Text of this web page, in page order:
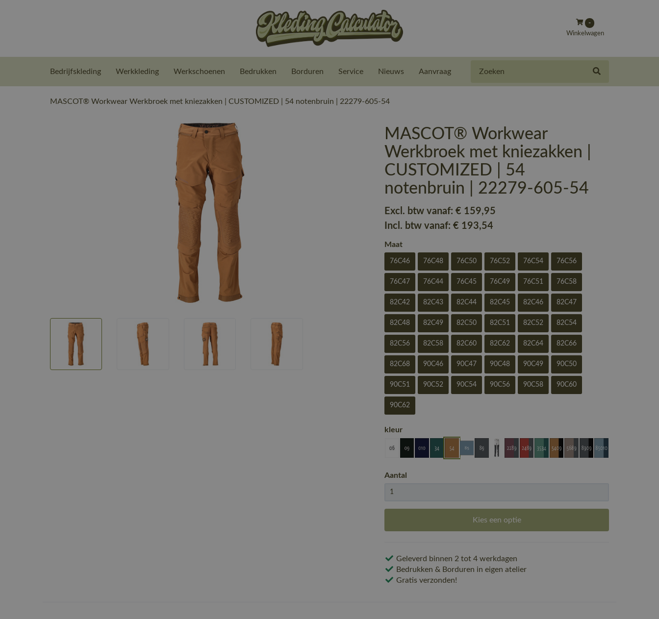
-
Winkelwagen
Bedrijfskleding Werkkleding Werkschoenen Bedrukken Borduren Service Nieuws Aanvraag
MASCOT® Workwear Werkbroek met kniezakken | CUSTOMIZED | 54 notenbruin | 22279-605-54
MASCOT® Workwear
Werkbroek met kniezakken |
CUSTOMIZED | 54
notenbruin | 22279-605-54
Excl. btw vanaf:€ 159,95
Incl. btw vanaf:€ 193,54
Maat
76C46 76C48 76C50 76C52 76C54 76C56
76C47 76C44 76C45 76C49 76C51 76C58
82C42 82C43 82C44 82C45 82C46 82C47
82C48 82C49 82C50 82C51 82C52 82C54
82C56 82C58 82C60 82C62 82C64 82C66
82C68 90C46 90C47 90C48 90C49 90C50
90C51 90C52 90C54 90C56 90C58 90C60
90C62
kleur
Aantal
Kies een optie
Geleverd binnen 2 tot 4 werkdagen
Bedrukken & Borduren in eigen atelier
Gratis verzonden!